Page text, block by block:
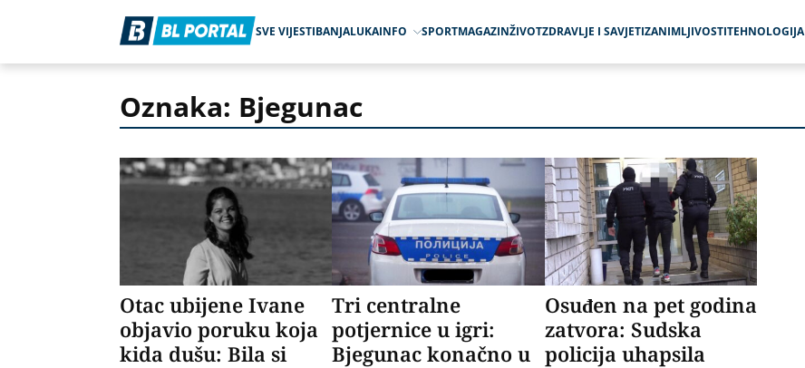
SVE VIJESTIBANJALUKAINFO SPORTMAGAZINŽIVOTZDRAVLJE I SAVJETIZANIMLJIVOSTITEHNOLOGIJA
Oznaka: Bjegunac
Otac ubijene Ivane
objavio poruku koja
kida dušu: Bila si
Tri centralne
potjernice u igri:
Bjegunac konačno u
Osuđen na pet godina
zatvora: Sudska
policija uhapsila